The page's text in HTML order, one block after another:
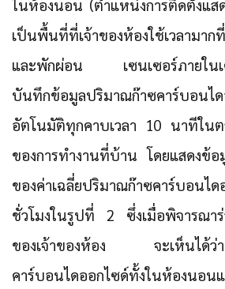
ในห้องนอน (ตำแหน่งการติดตั้งแส
เป็นพื้นที่ที่เจ้าของห้องใช้เวลามาก
และพักผ่อน เซนเซอร์ภายในเค
บันทึกข้อมูลปริมาณก๊าซคาร์บอนได
อัตโนมัติทุกคาบเวลา 10 นาทีใน
ของการทำงานที่บ้าน โดยแสดงข้
ของค่าเฉลี่ยปริมาณก๊าซคาร์บอนไ
ชั่วโมงในรูปที่ 2 ซึ่งเมื่อพิจารณา
ของเจ้าของห้อง จะเห็นไ
คาร์บอนไดออกไซด์ทั้งในห้องนอน